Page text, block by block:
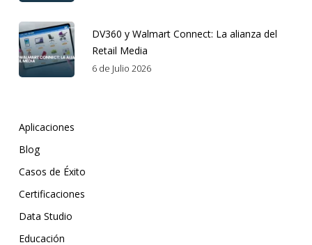
DV360 y Walmart Connect: La alianza del
Retail Media
6 de Julio 2026
Aplicaciones
Blog
Casos de Éxito
Certificaciones
Data Studio
Educación